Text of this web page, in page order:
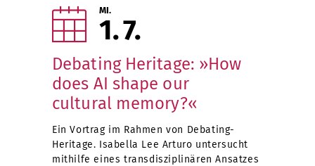
MI.
1 7
Debating Heritage: »How
does AI shape our
cultural memory?«
Ein Vortrag im Rahmen von Debating-
Heritage. Isabella Lee Arturo untersucht
mithilfe eines transdisziplinären Ansatzes